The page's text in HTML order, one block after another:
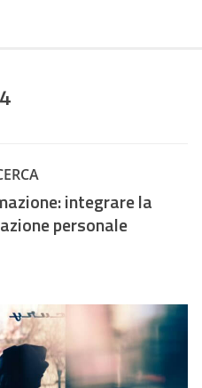
integrare la
personale